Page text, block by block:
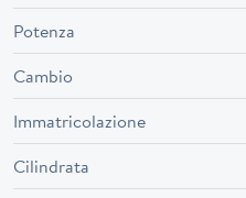
Potenza
Cambio
Immatricolazione
Cilindrata